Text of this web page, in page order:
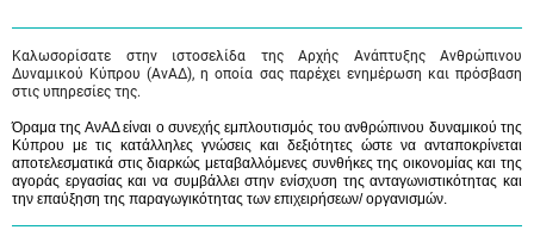
Καλωσορίσατε στην ιστοσελίδα της Αρχής Ανάπτυξης Ανθρώπινου
Δυναμικού Κύπρου (ΑνΑΔ), η οποία σας παρέχει ενημέρωση και πρόσβαση
στις υπηρεσίες της.
Όραμα της ΑνΑΔ είναι ο συνεχής εμπλουτισμός του ανθρώπινου δυναμικού της
Κύπρου με τις κατάλληλες γνώσεις και δεξιότητες ώστε να ανταποκρίνεται
αποτελεσματικά στις διαρκώς μεταβαλλόμενες συνθήκες της οικονομίας και της
αγοράς εργασίας και να συμβάλλει στην ενίσχυση της ανταγωνιστικότητας και
την επαύξηση της παραγωγικότητας των επιχειρήσεων/ οργανισμών.